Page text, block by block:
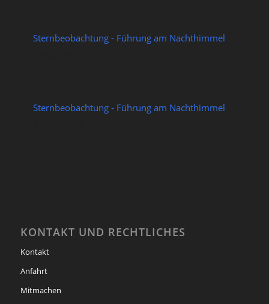
Sternbeobachtung - Führung am Nachthimmel
Sternbeobachtung - Führung am Nachthimmel
KONTAKT UND RECHTLICHES
Kontakt
Anfahrt
Mitmachen